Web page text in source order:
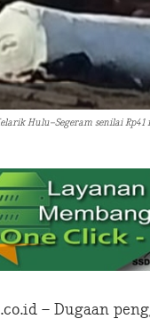
Hulu–Segeram senilai
– Dugaan